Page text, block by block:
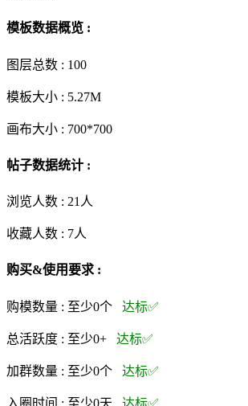
模板数据概览 :
图层总数 : 100
模板大小 : 5.27M
画布大小 : 700*700
帖子数据统计 :
浏览人数 : 21人
收藏人数 : 7人
购买&使用要求 :
购模数量 : 至少0个 达标✅
总活跃度 : 至少0+ 达标✅
加群数量 : 至少0个 达标✅
入圈时间 : 至少0天 达标✅